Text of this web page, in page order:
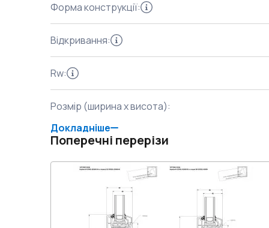
Форма конструкції:
Відкривання:
Rw:
Розмір (ширина x висота):
Докладніше
Поперечні перерізи